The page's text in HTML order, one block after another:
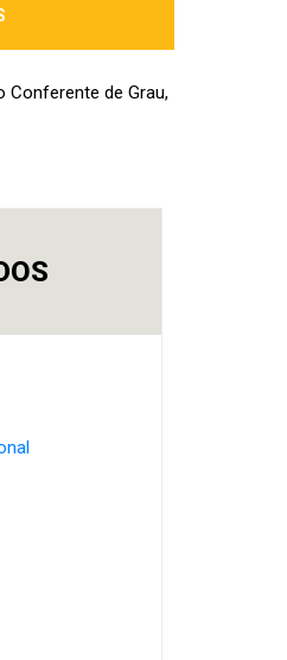
Conferente de Grau,